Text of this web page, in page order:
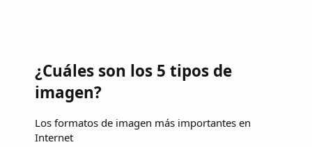
¿Cuáles son los 5 tipos de
imagen?
Los formatos de imagen más importantes en
Internet